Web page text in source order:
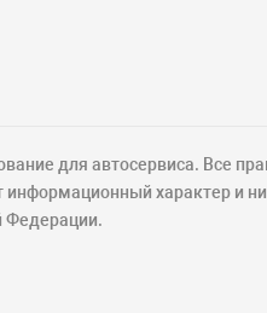
для автосервиса. Все
характер и
Федерации.